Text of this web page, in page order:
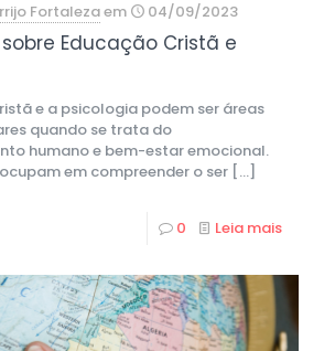
Fortalezaem 04/09/2023
Educação Cristã e
e a psicologia podem ser áreas
quando se trata do
humano e bem-estar emocional.
em compreender o ser […]
0 Leia mais